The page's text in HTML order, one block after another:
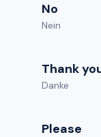
No
Nein
Thank
Danke
Please